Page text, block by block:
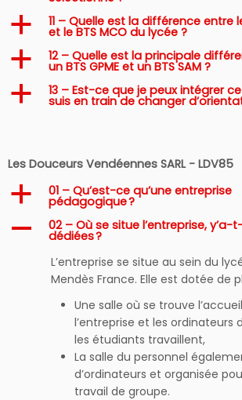
a 11 – Quelle est la différence entre
et le BTS MCO du lycée ?
a 12 – Quelle est la principale
un BTS GPME et un BTS SAM ?
a 13 – Est-ce que je peux intégrer ce
suis en train de changer
Les Douceurs Vendéennes SARL - LDV85
a 01 – Qu’est-ce qu’une entreprise
pédagogique ?
A 02 – Où se situe l’entreprise, y’a-
dédiées ?
L’entreprise se situe au sein du
Mendès France. Elle est dotée de
Une salle où se trouve
l’entreprise et les ordinateurs
les étudiants travaillent,
La salle du personnel
d’ordinateurs et organisée
travail de groupe.